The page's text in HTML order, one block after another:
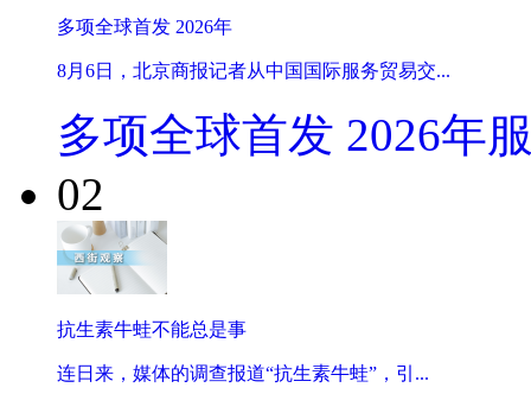
多项全球首发 2026年
8月6日，北京商报记者从中国国际服务贸易交...
多项全球首发 2026年
02
抗生素牛蛙不能总是事
连日来，媒体的调查报道“抗生素牛蛙”，引...